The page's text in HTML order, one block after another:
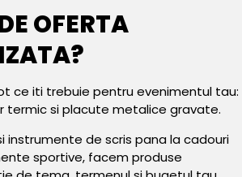
OFERTA
ce iti trebuie pentru evenimentul tau:
termic si placute metalice gravate.
instrumente de scris pana la cadouri
sportive, facem produse